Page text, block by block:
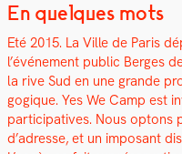
En quelques mots
Eté 2015. La Ville de Paris
l’événement pub­lic Berges
la rive Sud en une grande
gogique. Yes We Camp est
par­tic­i­pa­tives. Nous optons
d’adresse, et un imposant